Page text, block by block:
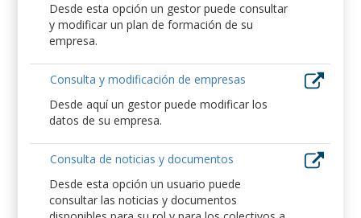
Desde esta opción un gestor puede consultar
y modificar un plan de formación de su
empresa.
Consulta y modificación de empresas
Desde aquí un gestor puede modificar los
datos de su empresa.
Consulta de noticias y documentos
Desde esta opción un usuario puede
consultar las noticias y documentos